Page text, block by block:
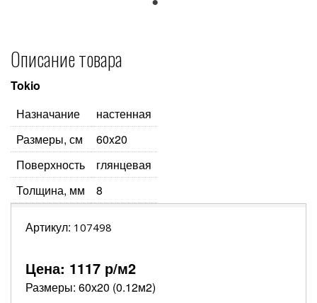
Описание товара
Tokio
Назначание
настенная
Размеры, см
60x20
Поверхность
глянцевая
Толщина, мм
8
Артикул: 107498
Цена: 1117 р/м2
Размеры: 60х20 (0.12м2)